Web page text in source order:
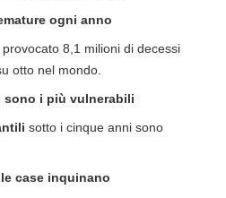
ogni anno
8,1 milioni di decessi
otto nel mondo.
sono i più vulnerabili
sotto i cinque anni sono
case inquinano